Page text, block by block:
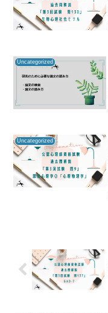
Uncategorized
Uncategorized